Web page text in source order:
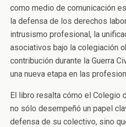
como medio de comunicación
la defensa de los derechos
intrusismo profesional, la
asociativos bajo la colegiación
contribución durante la Guerra
una nueva etapa en las
El libro resalta cómo el Colegio
no sólo desempeñó un papel
defensa de su colectivo, sino